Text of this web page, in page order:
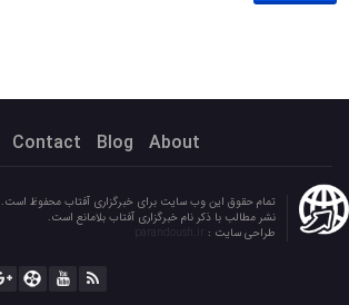
About
Blog
Contact
تمام حقوق این وب سایت برای خبرگزاری آفتاب محفوظ است.
نشر مطالب با ذکر نام خبرگزاری آفتاب بلامانع است.
طراحی سایت :